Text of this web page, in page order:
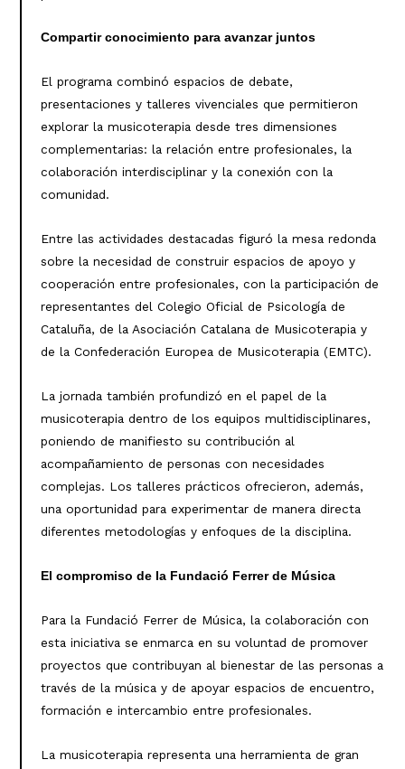
Compartir conocimiento para avanzar juntos
El programa combinó espacios de debate,
presentaciones y talleres vivenciales que permitieron
explorar la musicoterapia desde tres dimensiones
complementarias: la relación entre profesionales, la
colaboración interdisciplinar y la conexión con la
comunidad.
Entre las actividades destacadas figuró la mesa redonda
sobre la necesidad de construir espacios de apoyo y
cooperación entre profesionales, con la participación de
representantes del Colegio Oficial de Psicología de
Cataluña, de la Asociación Catalana de Musicoterapia y
de la Confederación Europea de Musicoterapia (EMTC).
La jornada también profundizó en el papel de la
musicoterapia dentro de los equipos multidisciplinares,
poniendo de manifiesto su contribución al
acompañamiento de personas con necesidades
complejas. Los talleres prácticos ofrecieron, además,
una oportunidad para experimentar de manera directa
diferentes metodologías y enfoques de la disciplina.
El compromiso de la Fundació Ferrer de Música
Para la Fundació Ferrer de Música, la colaboración con
esta iniciativa se enmarca en su voluntad de promover
proyectos que contribuyan al bienestar de las personas a
través de la música y de apoyar espacios de encuentro,
formación e intercambio entre profesionales.
La musicoterapia representa una herramienta de gran